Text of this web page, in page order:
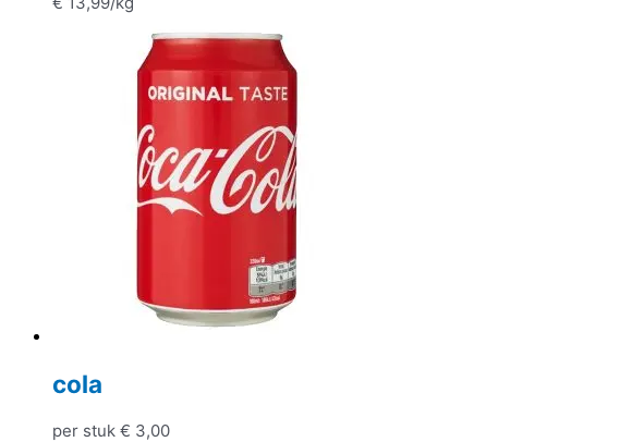
cola
per stuk € 3,00